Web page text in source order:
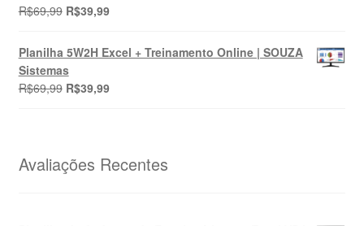
Avaliação
R$69,99 O
original
era:
R$69,99.
R$39,99O
atual
é:
Planilha 5W2H Excel + Treinamento Online | SOUZA
Sistemas
R$69,99 O
R$69,99.
R$39,99O
R$39,99.
Avaliações Recentes